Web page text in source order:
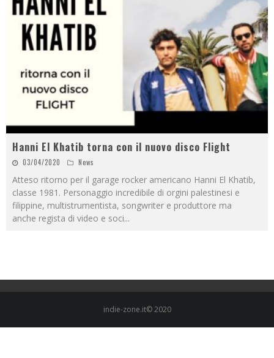
Hanni El Khatib torna con il nuovo disco Flight
03/04/2020 News
Atteso ritorno per il garage rocker americano Hanni El Khatib,
classe 1981. Personaggio incredibile di orgini palestinesi e
filippine, multistrumentista, songwriter e produttore ma
anche regista di video e soci...
indie-zone.it© 2020